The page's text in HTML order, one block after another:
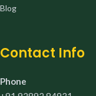
Blog
Contact Info
Phone